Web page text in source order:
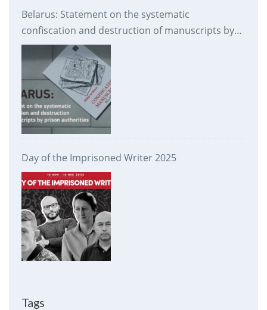
Belarus: Statement on the systematic
confiscation and destruction of manuscripts by
prison authorities
Day of the Imprisoned Writer 2025
Tags